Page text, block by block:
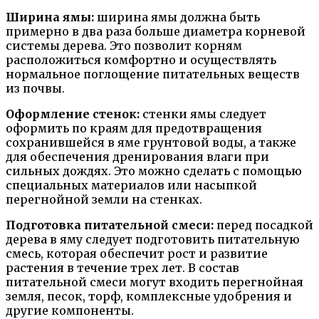
Ширина ямы: ширина ямы должна быть
примерно в два раза больше диаметра корневой
системы дерева. Это позволит корням
расположиться комфортно и осуществлять
нормальное поглощение питательных веществ
из почвы.
Оформление стенок: стенки ямы следует
оформить по краям для предотвращения
сохранившейся в яме грунтовой воды, а также
для обеспечения дренирования влаги при
сильных дождях. Это можно сделать с помощью
специальных материалов или насыпкой
перегнойной земли на стенках.
Подготовка питательной смеси: перед посадкой
дерева в яму следует подготовить питательную
смесь, которая обеспечит рост и развитие
растения в течение трех лет. В состав
питательной смеси могут входить перегнойная
земля, песок, торф, комплексные удобрения и
другие компоненты.